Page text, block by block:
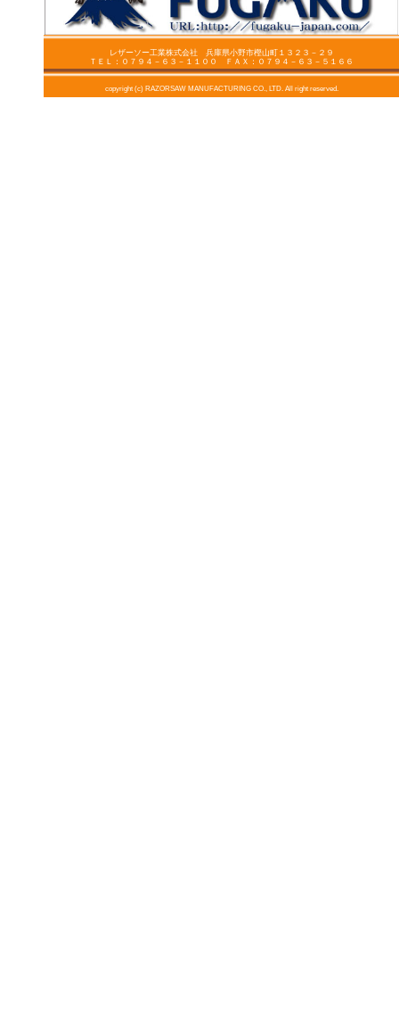
レザーソー工業株式会社 兵庫県小野市樫山町１３２３－２９
ＴＥＬ：０７９４－６３－１１００ ＦＡＸ：０７９４－６３－５１６６
copyright (c) RAZORSAW MANUFACTURING CO., LTD. All right reserved.